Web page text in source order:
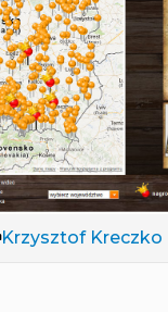
Krzysztof Kreczko